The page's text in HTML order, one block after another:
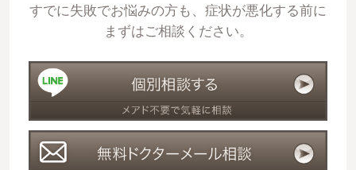
すでに失敗でお悩みの方も、症状が悪化する前に
まずはご相談ください。